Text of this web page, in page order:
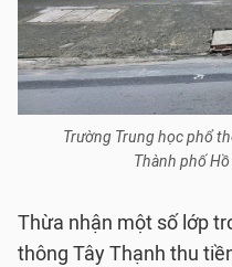
Trường Trung học phổ
Thành phố
Thừa nhận một số lớp
thông Tây Thạnh thu